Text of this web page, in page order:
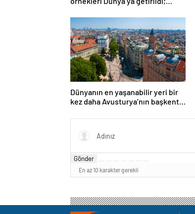
tutabilir
Dünyanın en yaşanabilir yeri bir
kez daha Avusturya’nın başkenti
Gönder
En az 10 karakter gerekli